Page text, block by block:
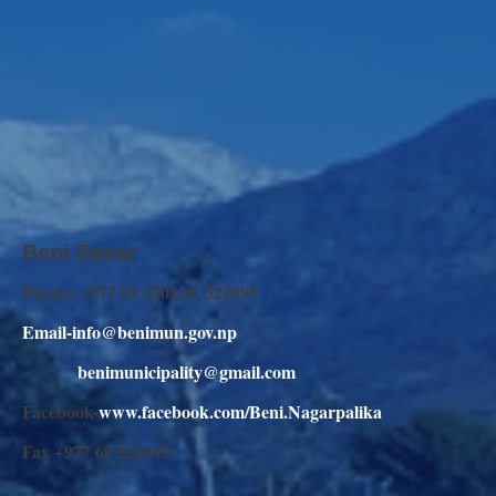
Beni Bazar
Phone: +977 69 520120, 521095
Email-info@benimun.gov.np
benimunicipality@gmail.com
Facebook-www.facebook.com/Beni.Nagarpalika
Fax +977 69 521095